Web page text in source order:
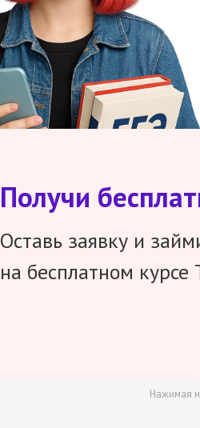
Получи
Оставь заявку и
на бесплатном курсе
Нажимая